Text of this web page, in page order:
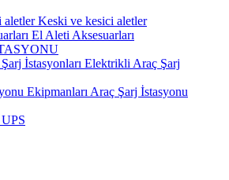
Keski ve kesici aletler
El Aleti Aksesuarları
Elektrikli Araç Şarj
Araç Şarj İstasyonu